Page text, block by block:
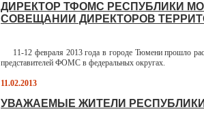
ДИРЕКТОР ТФОМС РЕСПУБЛИКИ
СОВЕЩАНИИ ДИРЕКТОРОВ
11-12 февраля 2013 года в городе Тюмени прошло
представителей ФОМС в федеральных округах.
11.02.2013
УВАЖАЕМЫЕ ЖИТЕЛИ